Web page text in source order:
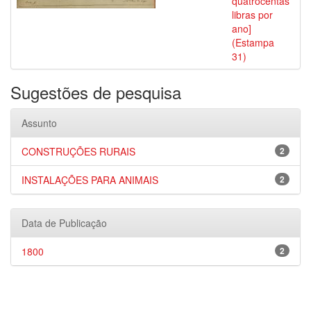
libras por
ano]
(Estampa
31)
Sugestões de pesquisa
Assunto
2
CONSTRUÇÕES RURAIS
2
INSTALAÇÕES PARA ANIMAIS
Data de Publicação
2
1800